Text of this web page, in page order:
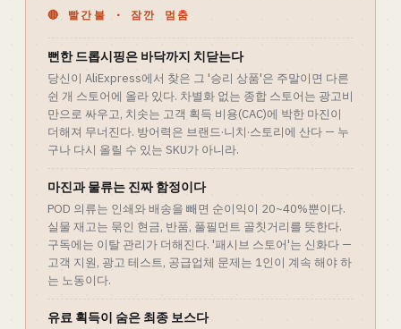
🔴 빨간불 · 잠깐 멈춤
뻔한 드롭시핑은 바닥까지 치닫는다
당신이 AliExpress에서 찾은 그 '승리 상품'은 주말이면 다른
쉰 개 스토어에 올라 있다. 차별화 없는 종합 스토어는 광고비
만으로 싸우고, 치솟는 고객 획득 비용(CAC)에 박한 마진이
더해져 무너진다. 방어력은 브랜드·니치·스토리에 산다 — 누
구나 다시 올릴 수 있는 SKU가 아니라.
마진과 물류는 진짜 함정이다
POD 의류는 인쇄와 배송을 빼면 순이익이 20~40%뿐이다.
실물 재고는 묶인 현금, 반품, 풀필먼트 골칫거리를 뜻한다.
구독에는 이탈 관리가 더해진다. '패시브 스토어'는 신화다 —
고객 지원, 광고 테스트, 공급업체 문제는 1인이 계속 해야 하
는 노동이다.
유료 획득이 숨은 최종 보스다